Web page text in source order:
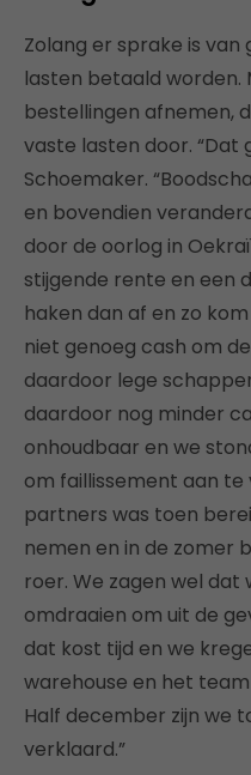
Zolang er sprake is van
lasten betaald worden.
bestellingen afnemen,
vaste lasten door. “Dat
Schoemaker.
en bovendien
door de oorlog in
stijgende rente en een
haken dan af en zo
niet genoeg cash om
daardoor lege
daardoor nog minder
onhoudbaar en we
om faillissement aan te
partners was toen
nemen en in de zomer
roer. We zagen wel
omdraaien om uit de
dat kost tijd en we
warehouse en het
Half december zijn we
verklaard.”